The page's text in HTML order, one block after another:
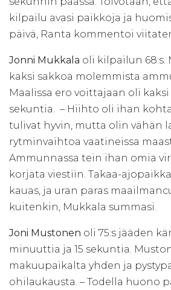
kilpailu avasi paikkoja ja
päivä, Ranta kommentoi
Jonni Mukkala oli kilpailun 68:s.
kaksi sakkoa molemmista
Maalissa ero voittajaan oli
sekuntia. – Hiihto oli ihan
tulivat hyvin, mutta olin vähän
rytminvaihtoa vaatineissa
Ammunnassa tein ihan omia
korjata viestiin. Takaa-
kauas, ja uran paras
kuitenkin, Mukkala summasi.
Joni Mustonen oli 75:s jääden
minuuttia ja 15 sekuntia.
makuupaikalta yhden ja
ohilaukausta. – Todella huono